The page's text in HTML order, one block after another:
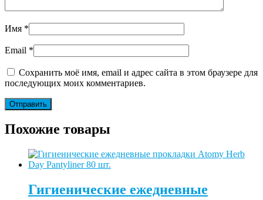
Имя *
Email *
Сохранить моё имя, email и адрес сайта в этом браузере для
последующих моих комментариев.
Похожие товары
Гигиенические ежедневные